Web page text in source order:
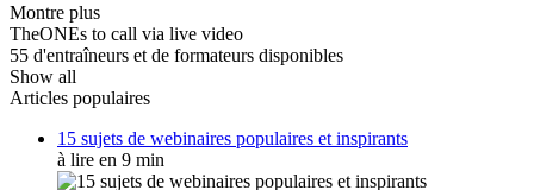
Montre plus
TheONEs to call via live video
55 d'entraîneurs et de formateurs disponibles
Show all
Articles populaires
15 sujets de webinaires populaires et inspirants
à lire en 9 min